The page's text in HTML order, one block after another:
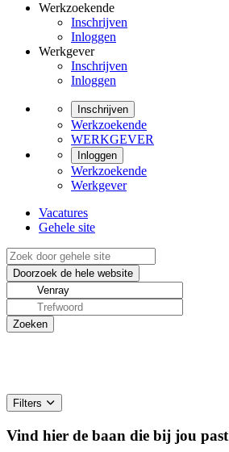
Werkzoekende
Inschrijven
Inloggen
Werkgever
Inschrijven
Inloggen
Inschrijven
Werkzoekende
WERKGEVER
Inloggen
Werkzoekende
Werkgever
Vacatures
Gehele site
Filters
Vind hier de baan die bij jou past